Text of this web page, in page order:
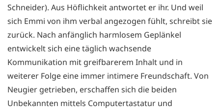
Schneider). Aus Höflichkeit antwortet er ihr. Und weil
sich Emmi von ihm verbal angezogen fühlt, schreibt sie
zurück. Nach anfänglich harmlosem Geplänkel
entwickelt sich eine täglich wachsende
Kommunikation mit greifbarerem Inhalt und in
weiterer Folge eine immer intimere Freundschaft. Von
Neugier getrieben, erschaffen sich die beiden
Unbekannten mittels Computertastatur und